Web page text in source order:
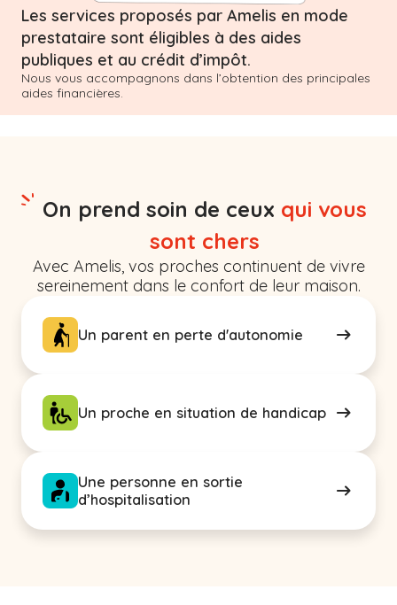
Les services proposés par Amelis en mode
prestataire sont éligibles à des aides
publiques et au crédit d’impôt.
Nous vous accompagnons dans l’obtention des principales
aides financières.
On prend soin de ceux qui vous
sont chers
Avec Amelis, vos proches continuent de vivre
sereinement dans le confort de leur maison.
Un parent en perte d'autonomie
Un proche en situation de handicap
Une personne en sortie
d’hospitalisation